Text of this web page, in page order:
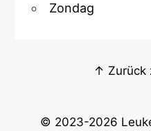
Zondag
↑ Zurück
© 2023-2026